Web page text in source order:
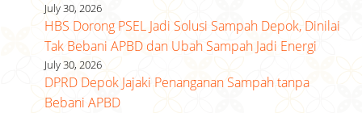
July 30, 2026
HBS Dorong PSEL Jadi Solusi Sampah Depok, Dinilai
Tak Bebani APBD dan Ubah Sampah Jadi Energi
July 30, 2026
DPRD Depok Jajaki Penanganan Sampah tanpa
Bebani APBD